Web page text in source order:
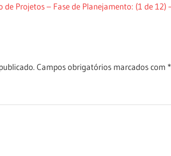
de Projetos – Fase de Planejamento: (1 de
Campos obrigatórios marcados com *